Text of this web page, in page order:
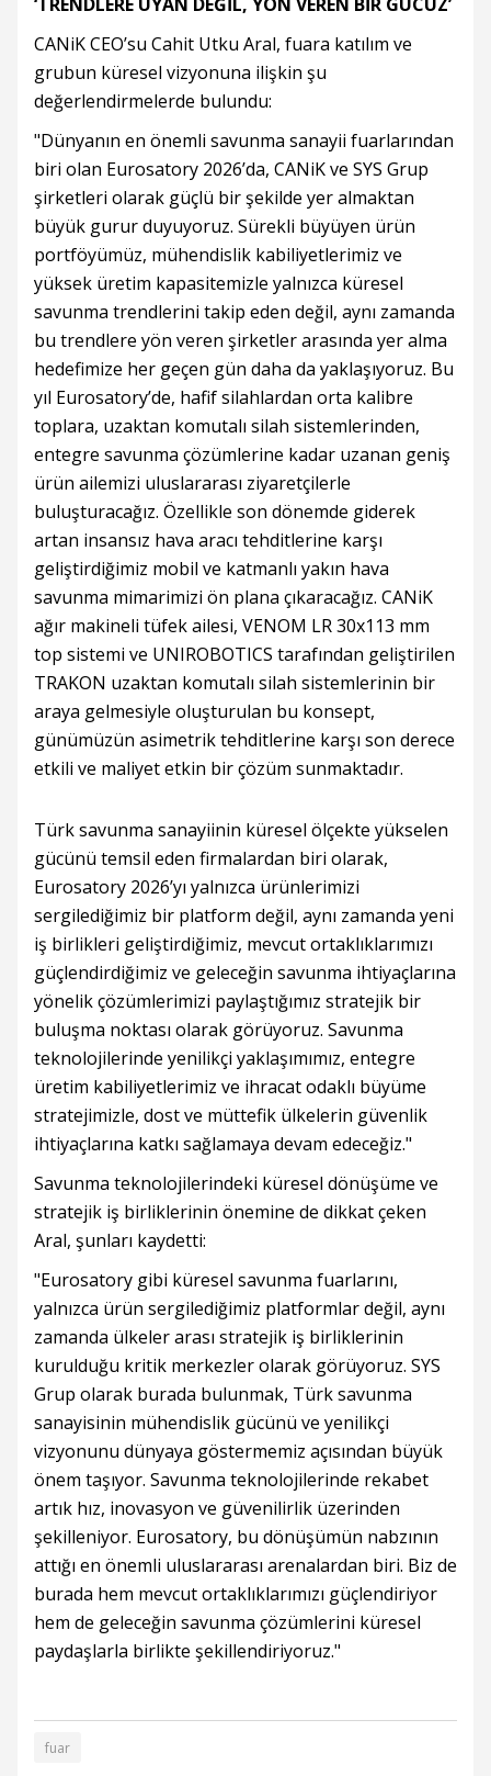
CANiK CEO’su Cahit Utku Aral, fuara katılım ve
grubun küresel vizyonuna ilişkin şu
değerlendirmelerde bulundu:
"Dünyanın en önemli savunma sanayii fuarlarından
biri olan Eurosatory 2026’da, CANiK ve SYS Grup
şirketleri olarak güçlü bir şekilde yer almaktan
büyük gurur duyuyoruz. Sürekli büyüyen ürün
portföyümüz, mühendislik kabiliyetlerimiz ve
yüksek üretim kapasitemizle yalnızca küresel
savunma trendlerini takip eden değil, aynı zamanda
bu trendlere yön veren şirketler arasında yer alma
hedefimize her geçen gün daha da yaklaşıyoruz. Bu
yıl Eurosatory’de, hafif silahlardan orta kalibre
toplara, uzaktan komutalı silah sistemlerinden,
entegre savunma çözümlerine kadar uzanan geniş
ürün ailemizi uluslararası ziyaretçilerle
buluşturacağız. Özellikle son dönemde giderek
artan insansız hava aracı tehditlerine karşı
geliştirdiğimiz mobil ve katmanlı yakın hava
savunma mimarimizi ön plana çıkaracağız. CANiK
ağır makineli tüfek ailesi, VENOM LR 30x113 mm
top sistemi ve UNIROBOTICS tarafından geliştirilen
TRAKON uzaktan komutalı silah sistemlerinin bir
araya gelmesiyle oluşturulan bu konsept,
günümüzün asimetrik tehditlerine karşı son derece
etkili ve maliyet etkin bir çözüm sunmaktadır.
Türk savunma sanayiinin küresel ölçekte yükselen
gücünü temsil eden firmalardan biri olarak,
Eurosatory 2026’yı yalnızca ürünlerimizi
sergilediğimiz bir platform değil, aynı zamanda yeni
iş birlikleri geliştirdiğimiz, mevcut ortaklıklarımızı
güçlendirdiğimiz ve geleceğin savunma ihtiyaçlarına
yönelik çözümlerimizi paylaştığımız stratejik bir
buluşma noktası olarak görüyoruz. Savunma
teknolojilerinde yenilikçi yaklaşımımız, entegre
üretim kabiliyetlerimiz ve ihracat odaklı büyüme
stratejimizle, dost ve müttefik ülkelerin güvenlik
ihtiyaçlarına katkı sağlamaya devam edeceğiz."
Savunma teknolojilerindeki küresel dönüşüme ve
stratejik iş birliklerinin önemine de dikkat çeken
Aral, şunları kaydetti:
"Eurosatory gibi küresel savunma fuarlarını,
yalnızca ürün sergilediğimiz platformlar değil, aynı
zamanda ülkeler arası stratejik iş birliklerinin
kurulduğu kritik merkezler olarak görüyoruz. SYS
Grup olarak burada bulunmak, Türk savunma
sanayisinin mühendislik gücünü ve yenilikçi
vizyonunu dünyaya göstermemiz açısından büyük
önem taşıyor. Savunma teknolojilerinde rekabet
artık hız, inovasyon ve güvenilirlik üzerinden
şekilleniyor. Eurosatory, bu dönüşümün nabzının
attığı en önemli uluslararası arenalardan biri. Biz de
burada hem mevcut ortaklıklarımızı güçlendiriyor
hem de geleceğin savunma çözümlerini küresel
paydaşlarla birlikte şekillendiriyoruz."
fuar